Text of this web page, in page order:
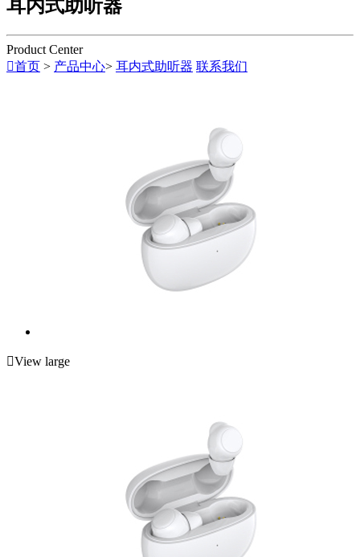
耳内式助听器
Product Center
首页 > 产品中心> 耳内式助听器 联系我们
View large